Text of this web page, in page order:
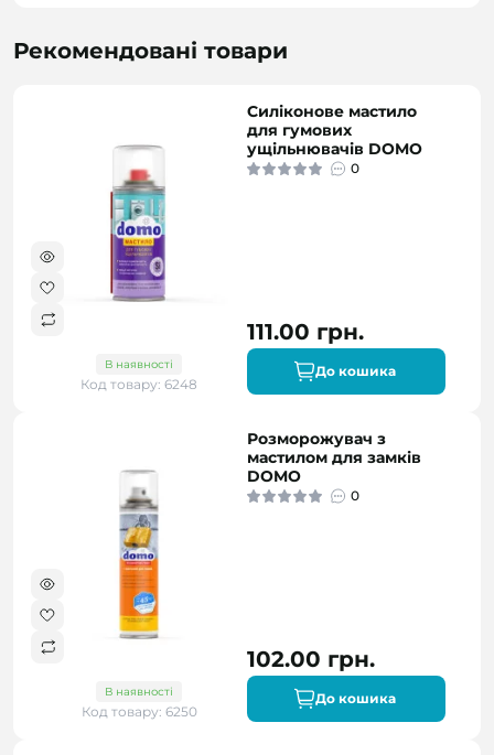
Рекомендовані товари
В наявності
Код товару: 6248
Силіконове мастило
для гумових
ущільнювачів DOMO
0
111.00 грн.
До кошика
В наявності
Код товару: 6250
Розморожувач з
мастилом для замків
DOMO
0
102.00 грн.
До кошика